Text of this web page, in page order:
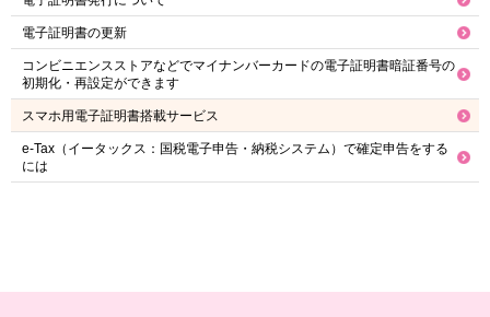
電子証明書の更新
コンビニエンスストアなどでマイナンバーカードの電子証明書暗証番号の
初期化・再設定ができます
スマホ用電子証明書搭載サービス
e-Tax（イータックス：国税電子申告・納税システム）で確定申告をする
には